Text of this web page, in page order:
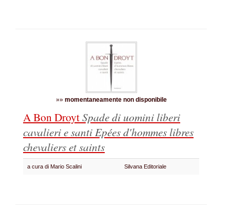
»» momentaneamente non disponibile
A Bon DroytSpade di uomini liberi
cavalieri e santiEpées d'hommes libres
chevaliers et saints
a cura di Mario Scalini Silvana Editoriale